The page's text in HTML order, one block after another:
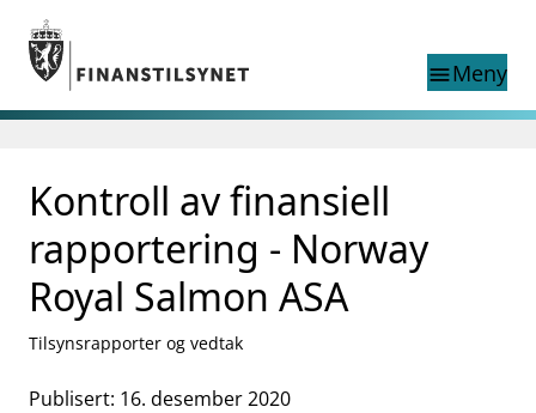
Gå til hovedinnhold
Gå til søkesiden
menuMeny
nettstedet
language
English
exist in English
English home page
Tilsyn
Aktuelt
Finanstilsynets registre
Kontroll av finansiell
rapportering - Norway
Royal Salmon ASA
Tilsynsrapporter og vedtak
Publisert: 16. desember 2020